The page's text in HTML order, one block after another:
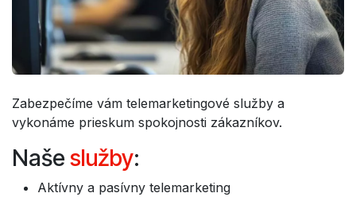
Zabezpečíme vám telemarketingové služby a
vykonáme prieskum spokojnosti zákazníkov.
Naše služby:
Aktívny a pasívny telemarketing